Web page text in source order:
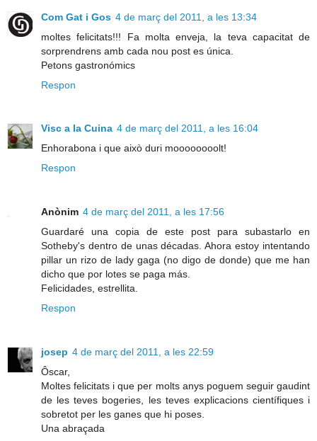
Com Gat i Gos 4 de març del 2011, a les 13:34
moltes felicitats!!! Fa molta enveja, la teva capacitat de
sorprendrens amb cada nou post es única.
Petons gastronómics
Respon
Visc a la Cuina 4 de març del 2011, a les 16:04
Enhorabona i que això duri moooooooolt!
Respon
Anònim 4 de març del 2011, a les 17:56
Guardaré una copia de este post para subastarlo en
Sotheby's dentro de unas décadas. Ahora estoy intentando
pillar un rizo de lady gaga (no digo de donde) que me han
dicho que por lotes se paga más.
Felicidades, estrellita.
Respon
josep 4 de març del 2011, a les 22:59
Ôscar,
Moltes felicitats i que per molts anys poguem seguir gaudint
de les teves bogeries, les teves explicacions científiques i
sobretot per les ganes que hi poses.
Una abraçada